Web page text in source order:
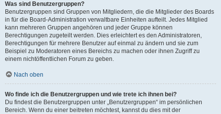
Was sind Benutzergruppen?
Benutzergruppen sind Gruppen von Mitgliedern, die die Mitglieder des Boards
in für die Board-Administration verwaltbare Einheiten aufteilt. Jedes Mitglied
kann mehreren Gruppen angehören und jeder Gruppe können
Berechtigungen zugeteilt werden. Dies erleichtert es den Administratoren,
Berechtigungen für mehrere Benutzer auf einmal zu ändern und sie zum
Beispiel zu Moderatoren eines Bereichs zu machen oder ihnen Zugriff zu
einem nichtöffentlichen Forum zu geben.
Nach oben
Wo finde ich die Benutzergruppen und wie trete ich ihnen bei?
Du findest die Benutzergruppen unter „Benutzergruppen“ im persönlichen
Bereich. Wenn du einer beitreten möchtest, kannst du dies mit der